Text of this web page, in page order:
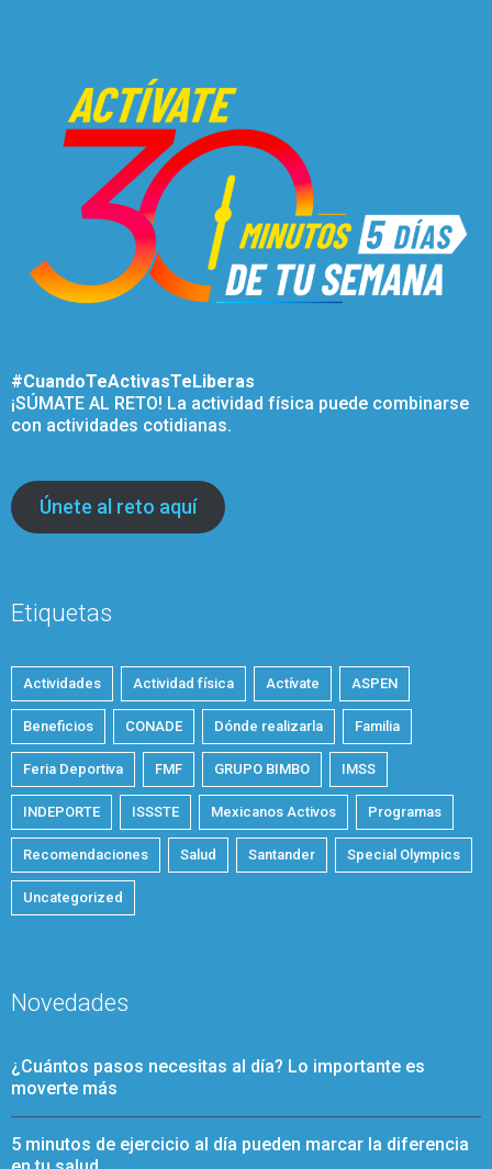
#CuandoTeActivasTeLiberas
¡SÚMATE AL RETO! La actividad física puede combinarse
con actividades cotidianas.
Únete al reto aquí
Etiquetas
Actividades Actividad física Actívate ASPEN
Beneficios CONADE Dónde realizarla Familia
Feria Deportiva FMF GRUPO BIMBO IMSS
INDEPORTE ISSSTE Mexicanos Activos Programas
Recomendaciones Salud Santander Special Olympics
Uncategorized
Novedades
¿Cuántos pasos necesitas al día? Lo importante es
moverte más
5 minutos de ejercicio al día pueden marcar la diferencia